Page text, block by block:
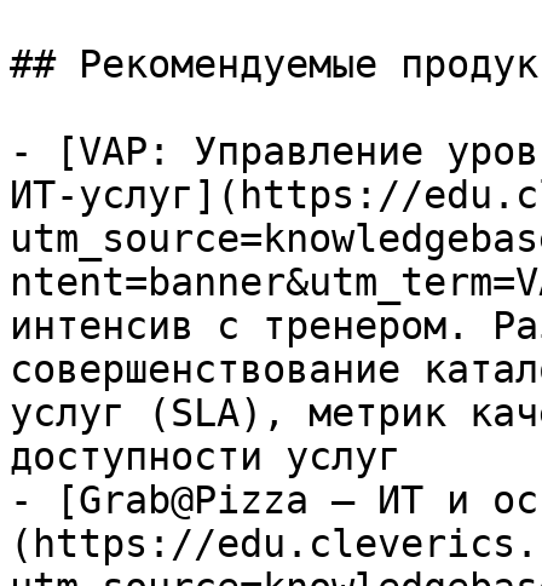
## Рекомендуемые
- [VAP: Управление
ИТ-услуг](https://
интенсив с тренером.
совершенствование
услуг (SLA), метрик
доступности услуг
- [Grab@Pizza — ИТ и
(https://